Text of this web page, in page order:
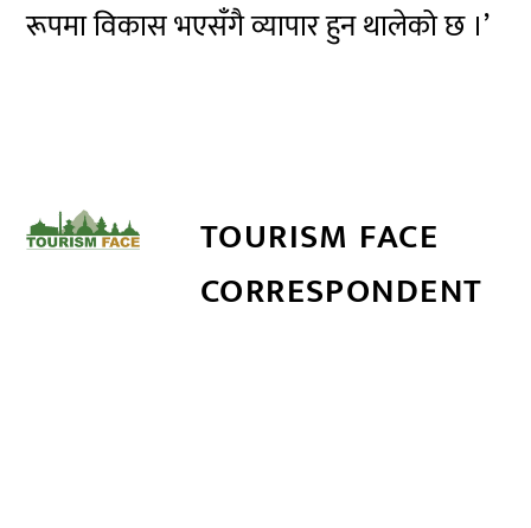
रूपमा विकास भएसँगै व्यापार हुन थालेको छ ।’
TOURISM FACE
CORRESPONDENT